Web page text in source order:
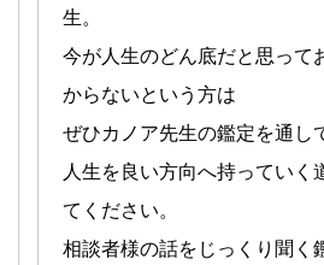
生。
今が人生のどん底だと思って
からないという方は
ぜひカノア先生の鑑定を通し
人生を良い方向へ持っていく
てください。
相談者様の話をじっくり聞く